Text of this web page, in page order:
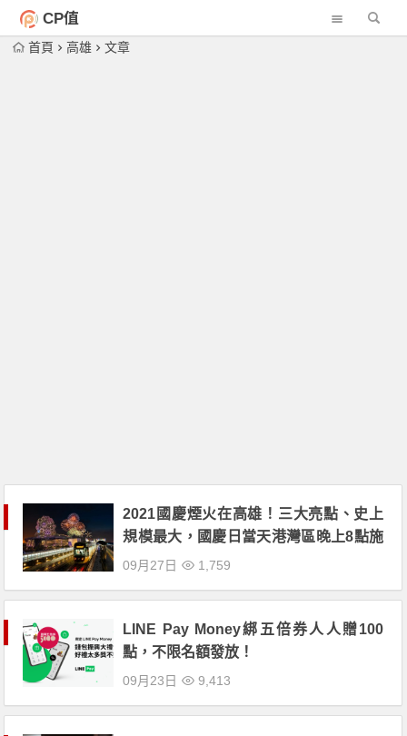
CP值
首頁 高雄 文章
2021國慶煙火在高雄！三大亮點、史上
規模最大，國慶日當天港灣區晚上8點施
放！
09月27日 1,759
LINE Pay Money綁五倍券人人贈100
點，不限名額發放！
09月23日 9,413